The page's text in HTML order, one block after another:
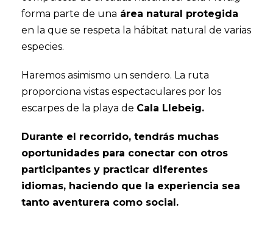
forma parte de una área natural protegida
en la que se respeta la hábitat natural de varias
especies.
Haremos asimismo un sendero. La ruta
proporciona vistas espectaculares por los
escarpes de la playa de Cala Llebeig.
Durante el recorrido, tendrás muchas
oportunidades para conectar con otros
participantes y practicar diferentes
idiomas, haciendo que la experiencia sea
tanto aventurera como social.